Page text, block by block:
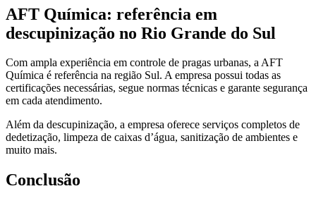
AFT Química: referência em
descupinização no Rio Grande do Sul
Com ampla experiência em controle de pragas urbanas, a AFT
Química é referência na região Sul. A empresa possui todas as
certificações necessárias, segue normas técnicas e garante segurança
em cada atendimento.
Além da descupinização, a empresa oferece serviços completos de
dedetização, limpeza de caixas d’água, sanitização de ambientes e
muito mais.
Conclusão